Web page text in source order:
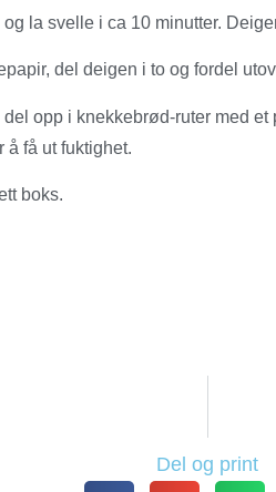
la svelle i ca 10 minutter.
del deigen i to og fordel
del opp i knekkebrød-ruter med
å få ut fuktighet.
boks.
Del og print